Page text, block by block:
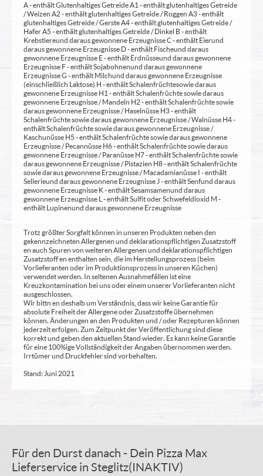
A - enthält Glutenhaltiges Getreide A1 - enthält glutenhaltiges Getreide
/ Weizen A2 - enthält glutenhaltiges Getreide / Roggen A3 - enthält
glutenhaltiges Getreide / Gerste A4 - enthält glutenhaltiges Getreide /
Hafer A5 - enthält glutenhaltiges Getreide / Dinkel B - enthält
Krebstiere und daraus gewonnene Erzeugnisse C - enthält Eier und
daraus gewonnene Erzeugnisse D - enthält Fische und daraus
gewonnene Erzeugnisse E - enthält Erdnüsse und daraus gewonnene
Erzeugnisse F - enthält Sojabohnen und daraus gewonnene
Erzeugnisse G - enthält Milch und daraus gewonnene Erzeugnisse
(einschließlich Laktose) H - enthält Schalenfrüchte sowie daraus
gewonnene Erzeugnisse H1 - enthält Schalenfrüchte sowie daraus
gewonnene Erzeugnisse / Mandeln H2 - enthält Schalenfrüchte sowie
daraus gewonnene Erzeugnisse / Haselnüsse H3 - enthält
Schalenfrüchte sowie daraus gewonnene Erzeugnisse / Walnüsse H4 -
enthält Schalenfrüchte sowie daraus gewonnene Erzeugnisse /
Kaschunüsse H5 - enthält Schalenfrüchte sowie daraus gewonnene
Erzeugnisse / Pecannüsse H6 - enthält Schalenfrüchte sowie daraus
gewonnene Erzeugnisse / Paranüsse H7 - enthält Schalenfrüchte sowie
daraus gewonnene Erzeugnisse / Pistazien H8 - enthält Schalenfrüchte
sowie daraus gewonnene Erzeugnisse / Macadamianüsse I - enthält
Sellerie und daraus gewonnene Erzeugnisse J - enthält Senf und daraus
gewonnene Erzeugnisse K - enthält Sesamsamen und daraus
gewonnene Erzeugnisse L - enthält Sulfit oder Schwefeldioxid M -
enthält Lupinen und daraus gewonnene Erzeugnisse
Trotz größter Sorgfalt können in unseren Produkten neben den
gekennzeichneten Allergenen und deklarationspflichtigen Zusatzstoff
en auch Spuren von weiteren Allergenen und deklarationspflichtigen
Zusatzstoff en enthalten sein, die im Herstellungsprozess (beim
Vorlieferanten oder im Produktionsprozess in unseren Küchen)
verwendet werden. In seltenen Ausnahmefällen ist eine
Kreuzkontamination bei uns oder einem unserer Vorlieferanten nicht
ausgeschlossen.
Wir bittn en deshalb um Verständnis, dass wir keine Garantie für
absolute Freiheit der Allergene oder Zusatzstoffe übernehmen
können. Änderungen an den Produkten und / oder Rezepturen können
jederzeit erfolgen. Zum Zeitpunkt der Veröffentlichung sind diese
korrekt und geben den aktuellen Stand wieder. Es kann keine Garantie
für eine 100%ige Vollständigkeit der Angaben übernommen werden.
Irrtümer und Druckfehler sind vorbehalten.
Stand: Juni 2021
Für den Durst danach - Dein Pizza Max
Lieferservice in Steglitz(INAKTIV)